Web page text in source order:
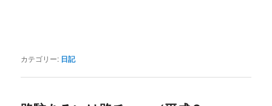
カテゴリー: 日記